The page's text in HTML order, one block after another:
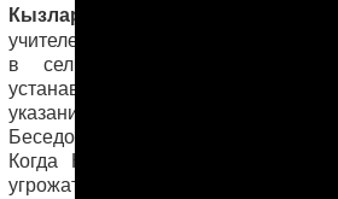
Кызларгуль,
мать Омрузака и
учителем истории в местной
в сельсовет, где
устанавливать на могиле мужа
указанием его имени и
Беседовавшие с женщиной
Когда Кызларгуль отказалась
угрожать расправой: «Подумай о